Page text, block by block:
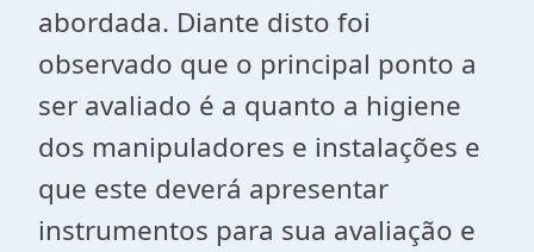
abordada. Diante disto foi
observado que o principal ponto a
ser avaliado é a quanto a higiene
dos manipuladores e instalações e
que este deverá apresentar
instrumentos para sua avaliação e